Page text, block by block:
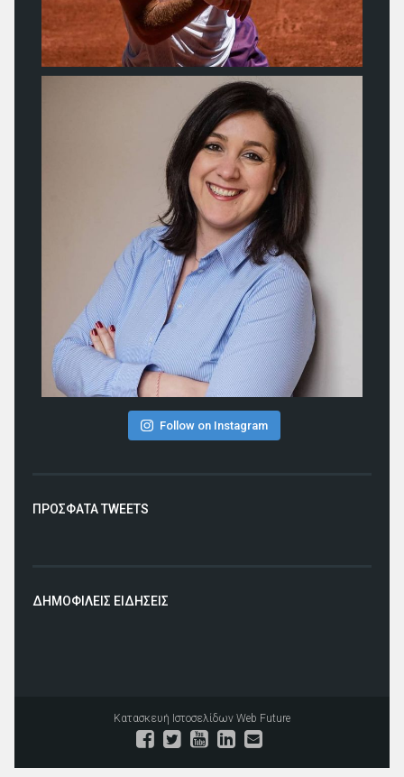
Follow on Instagram
ΠΡΟΣΦΑΤΑ TWEETS
ΔΗΜΟΦΙΛΕΙΣ ΕΙΔΗΣΕΙΣ
Κατασκευή Ιστοσελίδων Web Future